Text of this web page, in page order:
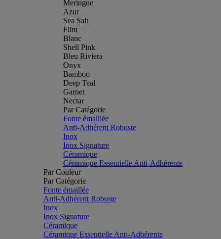
Meringue
Azur
Sea Salt
Flint
Blanc
Shell Pink
Bleu Riviera
Onyx
Bamboo
Deep Teal
Garnet
Nectar
Par Catégorie
Fonte émaillée
Anti-Adhérent Robuste
Inox
Inox Signature
Céramique
Céramique Essentielle Anti-Adhérente
Par Couleur
Par Catégorie
Fonte émaillée
Anti-Adhérent Robuste
Inox
Inox Signature
Céramique
Céramique Essentielle Anti-Adhérente